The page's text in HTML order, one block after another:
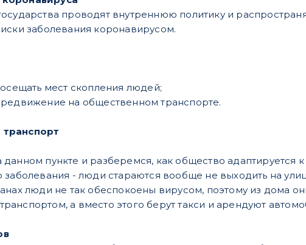
проводят внутреннюю политику и
заболевания коронавирусом.
мест скопления людей;
на общественном транспорте.
пункте и разберемся, как общество адаптируется
заболевания - люди стараются вообще не выходить на
люди не так обеспокоены вирусом, поэтому из дома
а вместо этого берут такси и арендуют